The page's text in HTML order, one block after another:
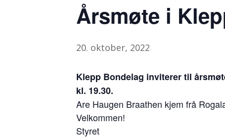
Årsmøte i
20. oktober, 2022
Klepp Bondelag inviterer til
kl. 19.30.
Are Haugen Braathen kjem frå
Velkommen!
Styret